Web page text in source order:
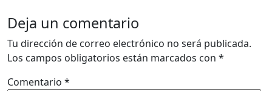
Deja un comentario
Tu dirección de correo electrónico no será publicada.
Los campos obligatorios están marcados con *
Comentario *